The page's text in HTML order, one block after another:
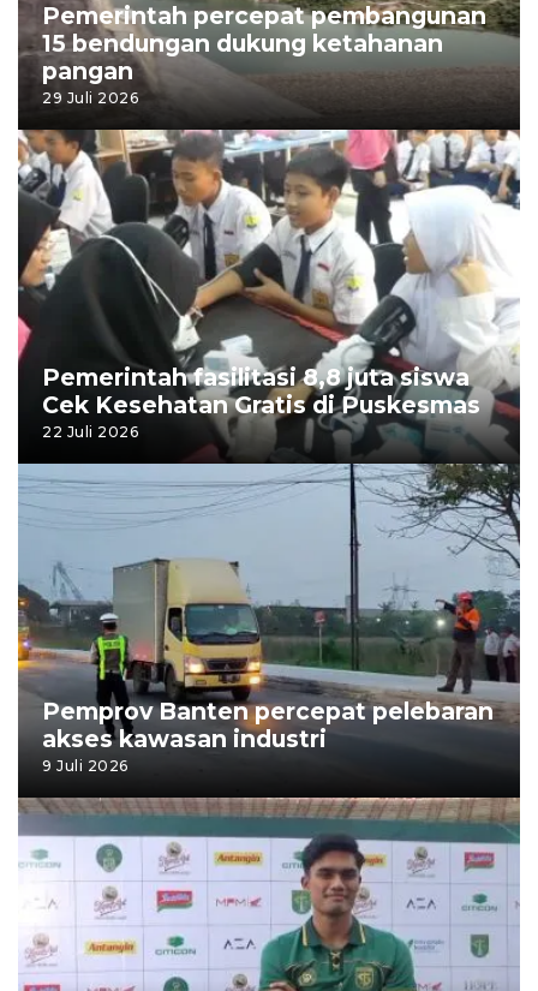
Pemerintah percepat pembangunan
15 bendungan dukung ketahanan
pangan
29 Juli 2026
Pemerintah fasilitasi 8,8 juta siswa
Cek Kesehatan Gratis di Puskesmas
22 Juli 2026
Pemprov Banten percepat pelebaran
akses kawasan industri
9 Juli 2026